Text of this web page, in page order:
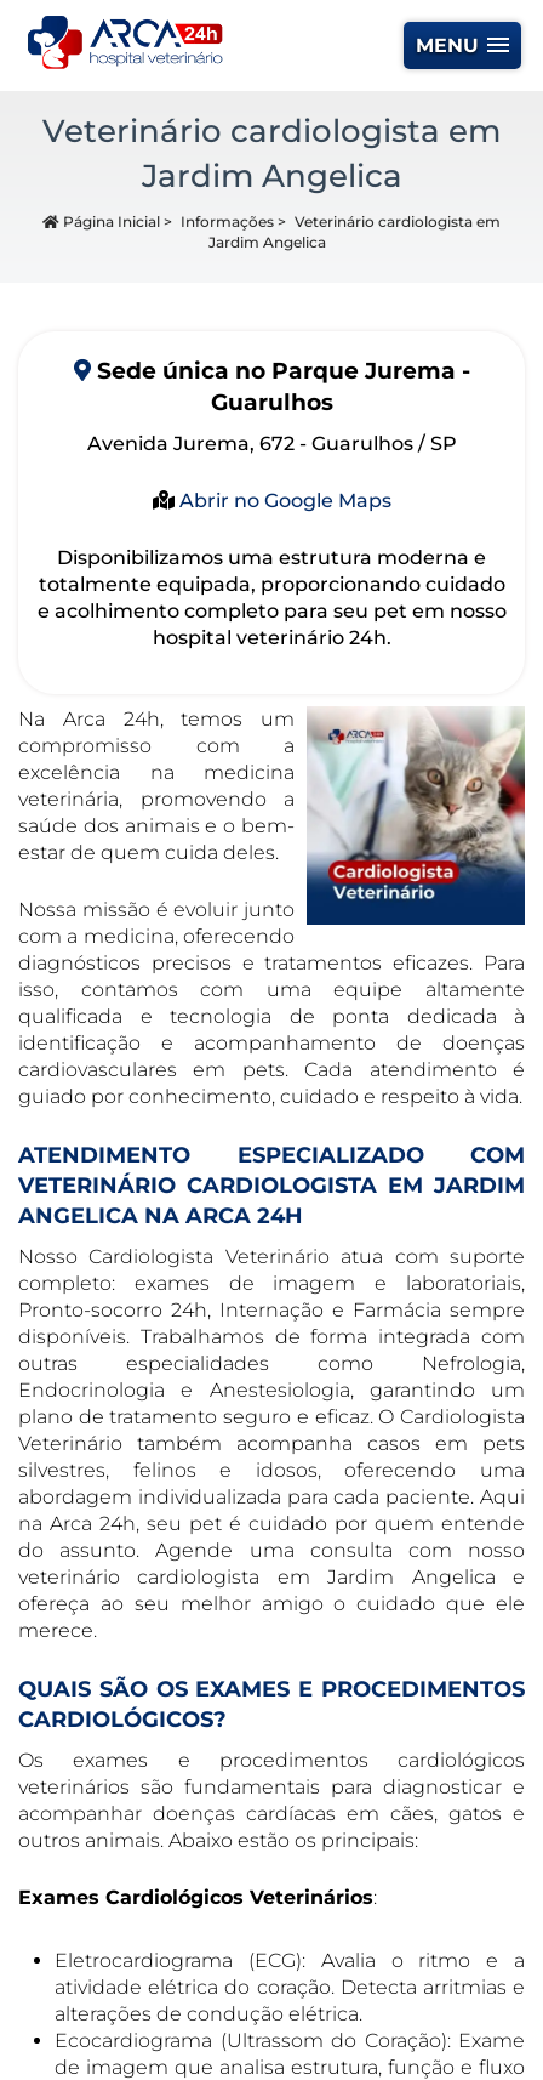
MENU
Veterinário cardiologista em
Jardim Angelica
Página Inicial > Informações > Veterinário cardiologista em
Jardim Angelica
Sede única no Parque Jurema -
Guarulhos
Avenida Jurema, 672 - Guarulhos / SP
Abrir no Google Maps
Disponibilizamos uma estrutura moderna e
totalmente equipada, proporcionando cuidado
e acolhimento completo para seu pet em nosso
hospital veterinário 24h.
Na Arca 24h, temos um
compromisso com a
excelência na medicina
veterinária, promovendo a
saúde dos animais e o bem-
estar de quem cuida deles.
Nossa missão é evoluir junto
com a medicina, oferecendo
diagnósticos precisos e tratamentos eficazes. Para
isso, contamos com uma equipe altamente
qualificada e tecnologia de ponta dedicada à
identificação e acompanhamento de doenças
cardiovasculares em pets. Cada atendimento é
guiado por conhecimento, cuidado e respeito à vida.
ATENDIMENTO ESPECIALIZADO COM
VETERINÁRIO CARDIOLOGISTA EM JARDIM
ANGELICA NA ARCA 24H
Nosso Cardiologista Veterinário atua com suporte
completo: exames de imagem e laboratoriais,
Pronto-socorro 24h, Internação e Farmácia sempre
disponíveis. Trabalhamos de forma integrada com
outras especialidades como Nefrologia,
Endocrinologia e Anestesiologia, garantindo um
plano de tratamento seguro e eficaz. O Cardiologista
Veterinário também acompanha casos em pets
silvestres, felinos e idosos, oferecendo uma
abordagem individualizada para cada paciente. Aqui
na Arca 24h, seu pet é cuidado por quem entende
do assunto. Agende uma consulta com nosso
veterinário cardiologista em Jardim Angelica e
ofereça ao seu melhor amigo o cuidado que ele
merece.
QUAIS SÃO OS EXAMES E PROCEDIMENTOS
CARDIOLÓGICOS?
Os exames e procedimentos cardiológicos
veterinários são fundamentais para diagnosticar e
acompanhar doenças cardíacas em cães, gatos e
outros animais. Abaixo estão os principais:
Exames Cardiológicos Veterinários:
Eletrocardiograma (ECG): Avalia o ritmo e a
atividade elétrica do coração. Detecta arritmias e
alterações de condução elétrica.
Ecocardiograma (Ultrassom do Coração): Exame
de imagem que analisa estrutura, função e fluxo